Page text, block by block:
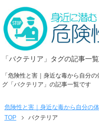
「バクテリア」タグの記事一覧
「危険性と害｜身近な毒から自分
グ「バクテリア」の記事一覧です
危険性と害｜身近な毒から自分の
TOP
バクテリア